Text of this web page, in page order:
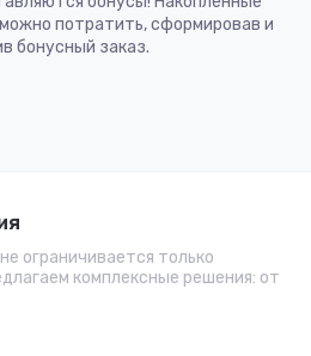
потратить, сформировав и
бонусный заказ.
ограничивается только
комплексные решения: от